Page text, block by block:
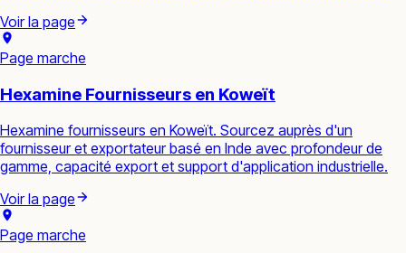
Voir la page
Page marche
Hexamine Fournisseurs en Koweït
Hexamine fournisseurs en Koweït. Sourcez auprès d'un
fournisseur et exportateur basé en Inde avec profondeur de
gamme, capacité export et support d'application industrielle.
Voir la page
Page marche